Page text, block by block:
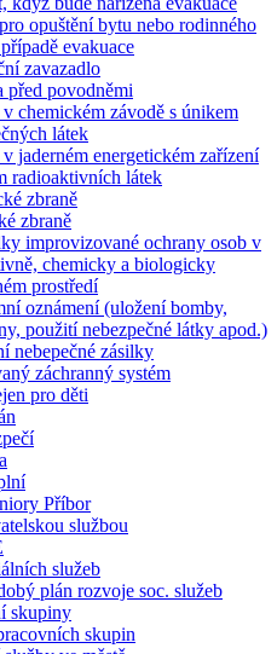
opuštění bytu nebo rodinného
evakuace
zavazadlo
před povodněmi
chemickém závodě s únikem
látek
jaderném energetickém zařízení
radioaktivních látek
zbraně
zbraně
improvizované ochrany osob v
chemicky a biologicky
prostředí
oznámení (uložení bomby,
použití nebezpečné látky apod.)
nebepečné zásilky
záchranný systém
pro děti
Příbor
službou
služeb
plán rozvoje soc. služeb
skupiny
skupin